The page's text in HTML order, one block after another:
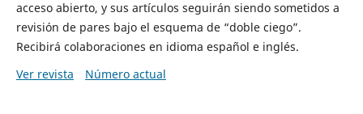
acceso abierto, y sus artículos seguirán siendo sometidos a
revisión de pares bajo el esquema de “doble ciego”.
Recibirá colaboraciones en idioma español e inglés.
Ver revista
Número actual